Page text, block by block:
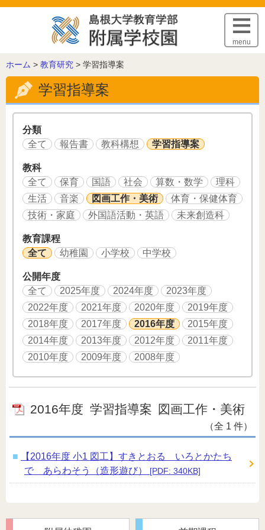
このページの本文へ
menu
こ
の
ー
ジ
ホーム > 教育研究 > 学習指導案
学習指導案
分類
全て
報告書 教科構想 学習指導案
教科
全て
保育 国語 社会 算数・数学
理科
生活
音楽 図画工作・美術
体育・保健体育
技術・家庭
外国語活動・英語 未来創造科
教育課程
全て
幼稚園 小学校 中学校
公開年度
全て
2025年度 2024年度
2023年度
2022年度
2021年度 2020年度
2019年度
2018年度
2017年度 2016年度
2015年度
2014年度
2013年度 2012年度
2011年度
2010年度
2009年度 2008年度
2016年度 学習指導案 図画工作・美術
（全 1 件）
【2016年度 小1 図工】すきとおる いろとかたち
で あらわそう（造形遊び）
[PDF: 340KB]